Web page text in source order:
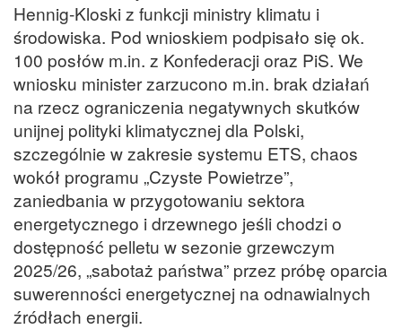
Hennig-Kloski z funkcji ministry klimatu i
środowiska. Pod wnioskiem podpisało się ok.
100 posłów m.in. z Konfederacji oraz PiS. We
wniosku minister zarzucono m.in. brak działań
na rzecz ograniczenia negatywnych skutków
unijnej polityki klimatycznej dla Polski,
szczególnie w zakresie systemu ETS, chaos
wokół programu „Czyste Powietrze”,
zaniedbania w przygotowaniu sektora
energetycznego i drzewnego jeśli chodzi o
dostępność pelletu w sezonie grzewczym
2025/26, „sabotaż państwa” przez próbę oparcia
suwerenności energetycznej na odnawialnych
źródłach energii.